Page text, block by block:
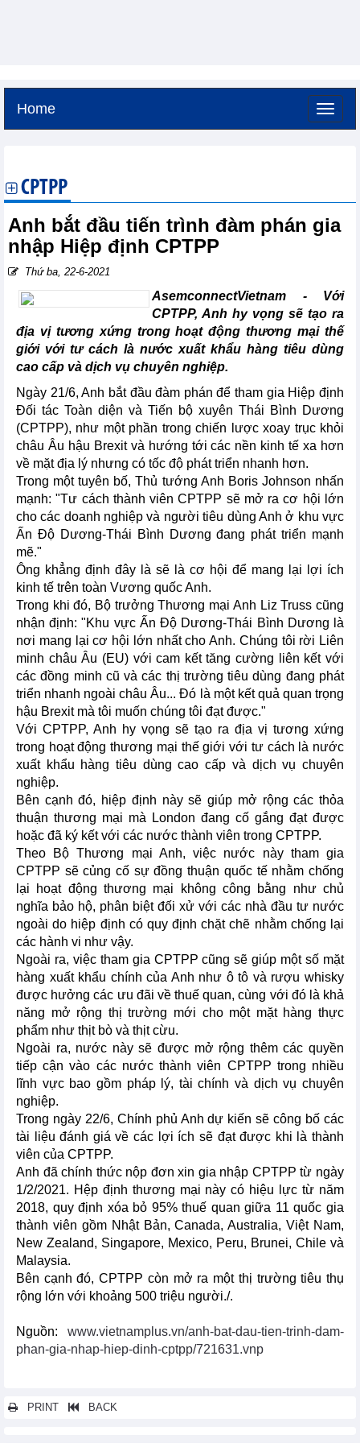
Home
CPTPP
Anh bắt đầu tiến trình đàm phán gia
nhập Hiệp định CPTPP
Thứ ba, 22-6-2021
AsemconnectVietnam - Với
CPTPP, Anh hy vọng sẽ tạo ra
địa vị tương xứng trong hoạt động thương mại thế
giới với tư cách là nước xuất khẩu hàng tiêu dùng
cao cấp và dịch vụ chuyên nghiệp.
Ngày 21/6, Anh bắt đầu đàm phán để tham gia Hiệp định
Đối tác Toàn diện và Tiến bộ xuyên Thái Bình Dương
(CPTPP), như một phần trong chiến lược xoay trục khỏi
châu Âu hậu Brexit và hướng tới các nền kinh tế xa hơn
về mặt địa lý nhưng có tốc độ phát triển nhanh hơn.
Trong một tuyên bố, Thủ tướng Anh Boris Johnson nhấn
mạnh: "Tư cách thành viên CPTPP sẽ mở ra cơ hội lớn
cho các doanh nghiệp và người tiêu dùng Anh ở khu vực
Ấn Độ Dương-Thái Bình Dương đang phát triển mạnh
mẽ."
Ông khẳng định đây là sẽ là cơ hội để mang lại lợi ích
kinh tế trên toàn Vương quốc Anh.
Trong khi đó, Bộ trưởng Thương mại Anh Liz Truss cũng
nhận định: "Khu vực Ấn Độ Dương-Thái Bình Dương là
nơi mang lại cơ hội lớn nhất cho Anh. Chúng tôi rời Liên
minh châu Âu (EU) với cam kết tăng cường liên kết với
các đồng minh cũ và các thị trường tiêu dùng đang phát
triển nhanh ngoài châu Âu... Đó là một kết quả quan trọng
hậu Brexit mà tôi muốn chúng tôi đạt được."
Với CPTPP, Anh hy vọng sẽ tạo ra địa vị tương xứng
trong hoạt động thương mại thế giới với tư cách là nước
xuất khẩu hàng tiêu dùng cao cấp và dịch vụ chuyên
nghiệp.
Bên cạnh đó, hiệp định này sẽ giúp mở rộng các thỏa
thuận thương mại mà London đang cố gắng đạt được
hoặc đã ký kết với các nước thành viên trong CPTPP.
Theo Bộ Thương mại Anh, việc nước này tham gia
CPTPP sẽ củng cố sự đồng thuận quốc tế nhằm chống
lại hoạt động thương mại không công bằng như chủ
nghĩa bảo hộ, phân biệt đối xử với các nhà đầu tư nước
ngoài do hiệp định có quy định chặt chẽ nhằm chống lại
các hành vi như vậy.
Ngoài ra, việc tham gia CPTPP cũng sẽ giúp một số mặt
hàng xuất khẩu chính của Anh như ô tô và rượu whisky
được hưởng các ưu đãi về thuế quan, cùng với đó là khả
năng mở rộng thị trường mới cho một mặt hàng thực
phẩm như thịt bò và thịt cừu.
Ngoài ra, nước này sẽ được mở rộng thêm các quyền
tiếp cận vào các nước thành viên CPTPP trong nhiều
lĩnh vực bao gồm pháp lý, tài chính và dịch vụ chuyên
nghiệp.
Trong ngày 22/6, Chính phủ Anh dự kiến sẽ công bố các
tài liệu đánh giá về các lợi ích sẽ đạt được khi là thành
viên của CPTPP.
Anh đã chính thức nộp đơn xin gia nhập CPTPP từ ngày
1/2/2021. Hệp định thương mại này có hiệu lực từ năm
2018, quy định xóa bỏ 95% thuế quan giữa 11 quốc gia
thành viên gồm Nhật Bản, Canada, Australia, Việt Nam,
New Zealand, Singapore, Mexico, Peru, Brunei, Chile và
Malaysia.
Bên cạnh đó, CPTPP còn mở ra một thị trường tiêu thụ
rộng lớn với khoảng 500 triệu người./.
Nguồn: www.vietnamplus.vn/anh-bat-dau-tien-trinh-dam-
phan-gia-nhap-hiep-dinh-cptpp/721631.vnp
PRINT BACK